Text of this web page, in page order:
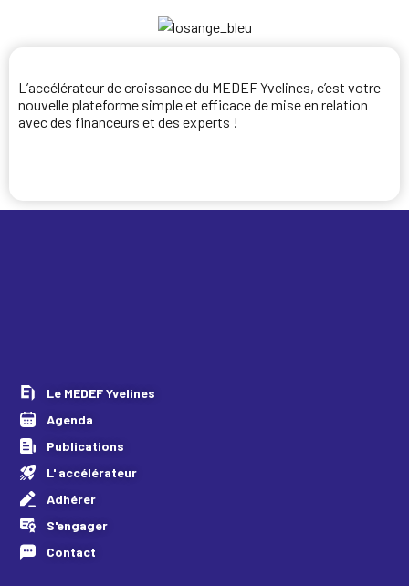
L’accélérateur de croissance du MEDEF Yvelines, c’est votre
nouvelle plateforme simple et efficace de mise en relation
avec des financeurs et des experts !
Le MEDEF Yvelines
Agenda
Publications
L' accélérateur
Adhérer
S'engager
Contact